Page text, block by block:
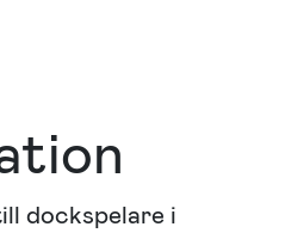
dockspelare i